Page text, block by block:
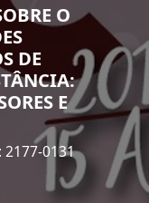
O
DE
E
2177-0131